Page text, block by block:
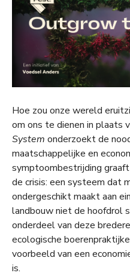
Hoe zou onze wereld
om ons te dienen in plaats
System onderzoekt de
maatschappelijke en
symptoombestrijding
de crisis: een systeem dat
ondergeschikt maakt aan
landbouw niet de hoofdrol
onderdeel van deze
ecologische
voorbeeld van een
is.